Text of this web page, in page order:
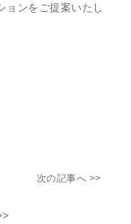
ョンをご提案いたし
次の記事へ >>